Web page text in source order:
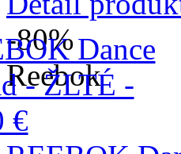
-80%
Reebok